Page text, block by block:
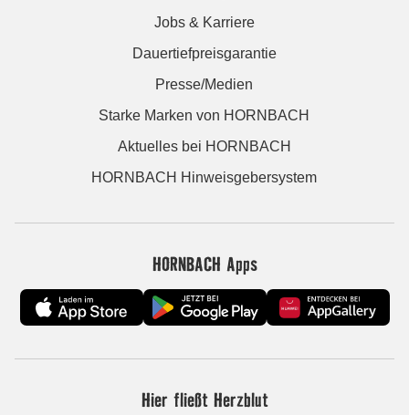
Jobs & Karriere
Dauertiefpreisgarantie
Presse/Medien
Starke Marken von HORNBACH
Aktuelles bei HORNBACH
HORNBACH Hinweisgebersystem
HORNBACH Apps
Hier fließt Herzblut